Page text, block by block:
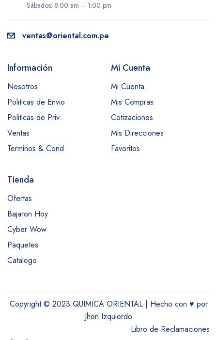
Sábados: 8:00 am – 1:00 pm
ventas@oriental.com.pe
Información
Nosotros
Politicas de Envio
Politicas de Priv.
Ventas
Terminos & Cond.
Mi Cuenta
Mi Cuenta
Mis Compras
Cotizaciones
Mis Direcciones
Favoritos
Tienda
Ofertas
Bajaron Hoy
Cyber Wow
Paquetes
Catalogo
Copyright © 2023 QUIMICA ORIENTAL | Hecho con ♥ por
Jhon Izquierdo
Libro de Reclamaciones